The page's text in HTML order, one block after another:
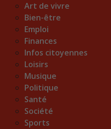
Art de vivre
Bien-être
Emploi
Finances
Infos citoyennes
Loisirs
Musique
Politique
Santé
Société
Sports